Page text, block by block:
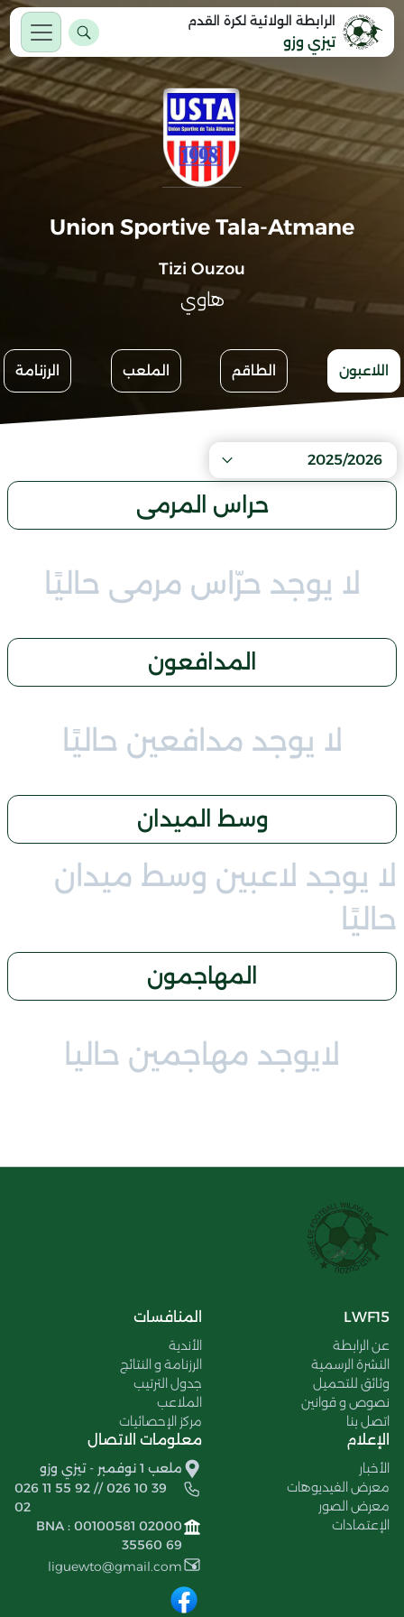
الرابطة الولائية لكرة القدم
تيزي وزو
Union Sportive Tala-Atmane
Tizi Ouzou
هاوي
اللاعبون الطاقم الملعب الرزنامة
2025/2026
حراس المرمى
لا يوجد حرّاس مرمى حاليًا
المدافعون
لا يوجد مدافعين حاليًا
وسط الميدان
لا يوجد لاعبين وسط ميدان
حاليًا
المهاجمون
لايوجد مهاجمين حاليا
LWF15
عن الرابطة
النشرة الرسمية
وثائق للتحميل
نصوص و قوانين
اتصل بنا
المنافسات
الأندية
الرزنامة و النتائج
جدول الترتيب
الملاعب
مركز الإحصائيات
الإعلام
الأخبار
معرض الفيديوهات
معرض الصور
الإعتمادات
معلومات الاتصال
ملعب 1 نوفمبر - تيزي وزو
026 11 55 92 // 026 10 39
02
BNA : 00100581 02000
35560 69
liguewto@gmail.com